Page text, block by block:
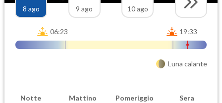
8 ago
9 ago
10 ago
06:23 19:33
Luna calante
Notte Mattino Pomeriggio Sera